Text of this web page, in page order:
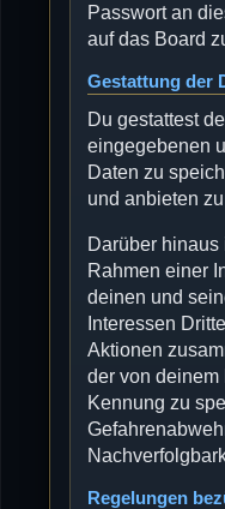
Passwort an
auf das Board
Gestattung der
Du gestattest
eingegebenen
Daten zu
und anbieten
Darüber
Rahmen einer
deinen und
Interessen
Aktionen
der von deinem
Kennung zu
Regelungen